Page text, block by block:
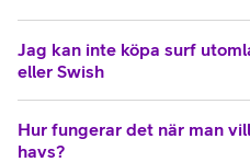
Jag kan inte köpa surf
eller Swish
Hur fungerar det när man
havs?